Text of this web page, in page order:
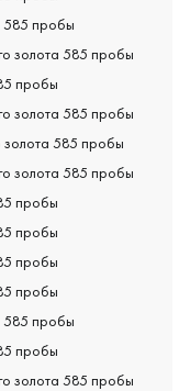
585 пробы
золота 585 пробы
пробы
золота 585 пробы
золота 585 пробы
золота 585 пробы
пробы
пробы
пробы
пробы
585 пробы
пробы
золота 585 пробы